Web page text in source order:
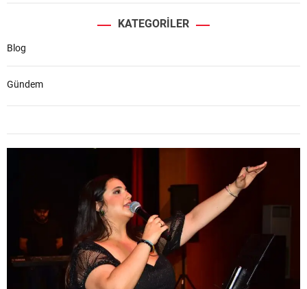
KATEGORILER
Blog
Gündem